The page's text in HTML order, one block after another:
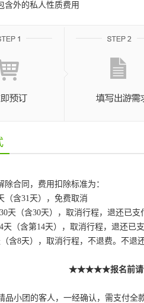
含外的私人性质费用
除合同，费用扣除标准为：
（含31天），免费取消
天（含30天），取消行程，退还已支
天（含第14天），取消行程，退还已
含8天），取消行程，不退费。不退
★★★★★报名前请仔
品小团的客人，一经确认，需支付全